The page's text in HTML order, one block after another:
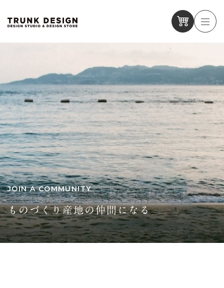
JOIN A COMMUNITY
ものづくり産地の仲間になる